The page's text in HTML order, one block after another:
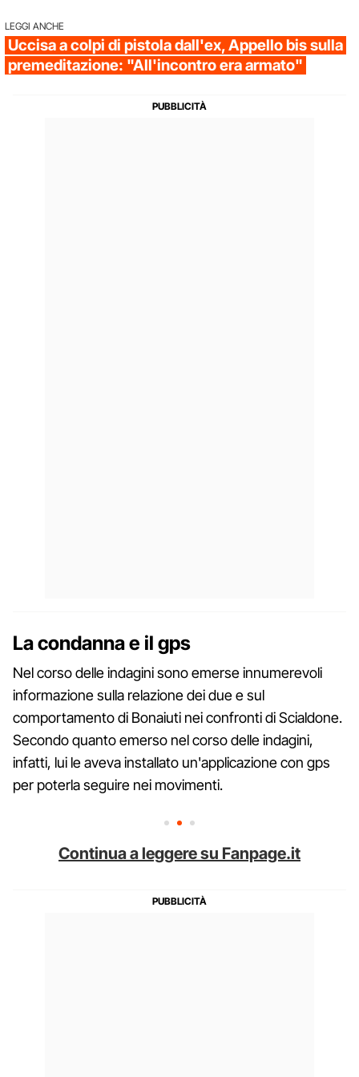
LEGGI ANCHE
Uccisa a colpi di pistola dall'ex, Appello bis sulla
premeditazione: "All'incontro era armato"
La condanna e il gps
Nel corso delle indagini sono emerse innumerevoli
informazione sulla relazione dei due e sul
comportamento di Bonaiuti nei confronti di Scialdone.
Secondo quanto emerso nel corso delle indagini,
infatti, lui le aveva installato un'applicazione con gps
per poterla seguire nei movimenti.
Continua a leggere su Fanpage.it